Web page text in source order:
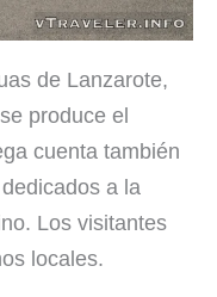
de Lanzarote,
produce el
cuenta también
a la
Los visitantes
locales.